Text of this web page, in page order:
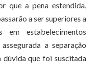
que a pena estendida,
a ser superiores a
em estabelecimentos
a separação
dúvida que foi suscitada